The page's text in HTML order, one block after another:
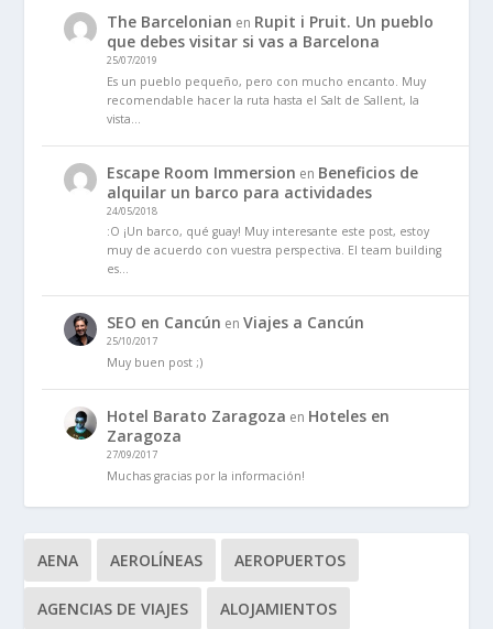
The Barcelonian en Rupit i Pruit. Un pueblo
que debes visitar si vas a Barcelona
25/07/2019
Es un pueblo pequeño, pero con mucho encanto. Muy
recomendable hacer la ruta hasta el Salt de Sallent, la
vista…
Escape Room Immersion en Beneficios de
alquilar un barco para actividades
24/05/2018
:O ¡Un barco, qué guay! Muy interesante este post, estoy
muy de acuerdo con vuestra perspectiva. El team building
es…
SEO en Cancún enViajes a Cancún
25/10/2017
Muy buen post ;)
Hotel Barato Zaragoza en Hoteles en
Zaragoza
27/09/2017
Muchas gracias por la información!
AENA AEROLÍNEAS AEROPUERTOS
AGENCIAS DE VIAJES ALOJAMIENTOS